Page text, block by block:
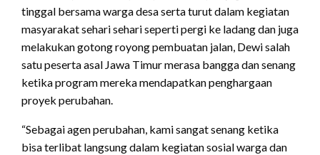
tinggal bersama warga desa serta turut dalam kegiatan
masyarakat sehari sehari seperti pergi ke ladang dan juga
melakukan gotong royong pembuatan jalan, Dewi salah
satu peserta asal Jawa Timur merasa bangga dan senang
ketika program mereka mendapatkan penghargaan
proyek perubahan.
“Sebagai agen perubahan, kami sangat senang ketika
bisa terlibat langsung dalam kegiatan sosial warga dan